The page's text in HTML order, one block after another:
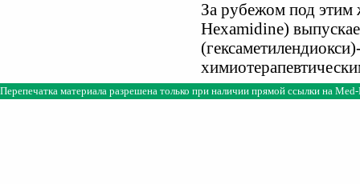
За рубежом под этим
Hexamidine)
Перепечатка материала разрешена только при наличии прямой ссылки на